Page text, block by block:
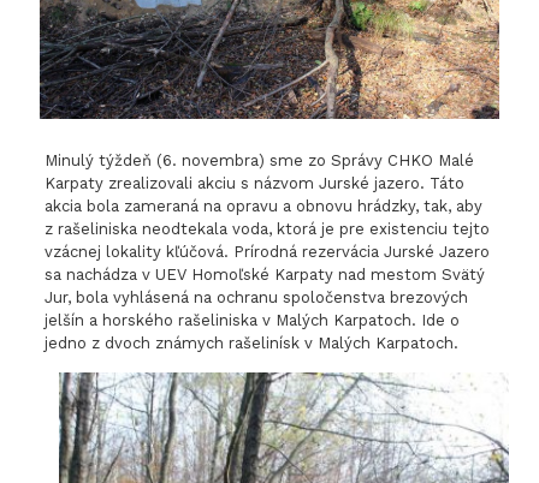
Minulý týždeň (6. novembra) sme zo Správy CHKO Malé
Karpaty zrealizovali akciu s názvom Jurské jazero. Táto
akcia bola zameraná na opravu a obnovu hrádzky, tak, aby
z rašeliniska neodtekala voda, ktorá je pre existenciu tejto
vzácnej lokality kľúčová. Prírodná rezervácia Jurské Jazero
sa nachádza v UEV Homoľské Karpaty nad mestom Svätý
Jur, bola vyhlásená na ochranu spoločenstva brezových
jelšín a horského rašeliniska v Malých Karpatoch. Ide o
jedno z dvoch známych rašelinísk v Malých Karpatoch.